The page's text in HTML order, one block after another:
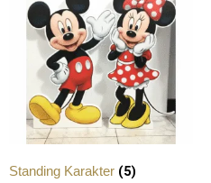
Standing Karakter (5)